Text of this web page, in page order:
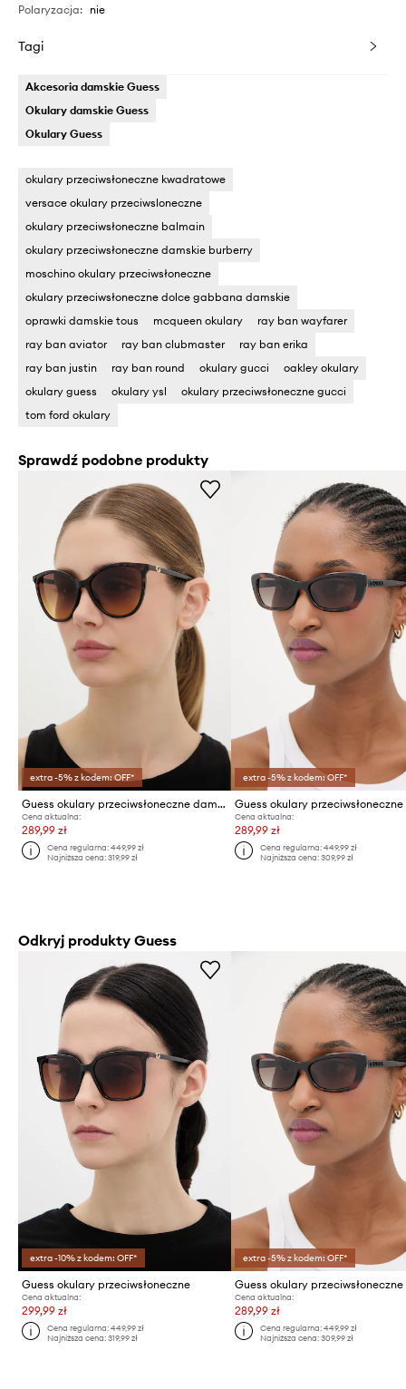
Polaryzacja: nie
Tagi
Akcesoria damskie Guess
Okulary damskie Guess
Okulary Guess
okulary przeciwsłoneczne kwadratowe
versace okulary przeciwsloneczne
okulary przeciwsłoneczne balmain
okulary przeciwsłoneczne damskie burberry
moschino okulary przeciwsłoneczne
okulary przeciwsłoneczne dolce gabbana damskie
oprawki damskie tous
mcqueen okulary
ray ban wayfarer
ray ban aviator
ray ban clubmaster
ray ban erika
ray ban justin
ray ban round okulary gucci
oakley okulary
okulary guess
okulary ysl
okulary przeciwsłoneczne gucci
tom ford okulary
Sprawdź podobne produkty
extra -5% z kodem: OFF*
Guess okulary przeciwsłoneczne damskie
Cena aktualna:
289,99 zł
Cena regularna:449,99 zł
Najniższa cena:319,99 zł
extra -5% z kodem: OFF*
Guess okulary przeciwsłoneczne
Cena aktualna:
289,99 zł
Cena regularna: 449,99 zł
Najniższa cena: 309,99 zł
Odkryj produkty Guess
extra -10% z kodem: OFF*
Guess okulary przeciwsłoneczne
Cena aktualna:
299,99 zł
Cena regularna:449,99 zł
Najniższa cena:319,99 zł
extra -5% z kodem: OFF*
Guess okulary przeciwsłoneczne
Cena aktualna:
289,99 zł
Cena regularna: 449,99 zł
Najniższa cena: 309,99 zł